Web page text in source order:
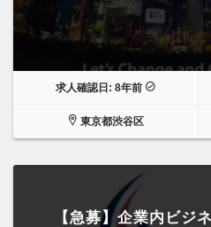
求人確認日: 8年前
東京都渋谷区
【急募】企業内ビジ